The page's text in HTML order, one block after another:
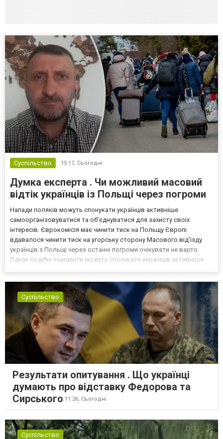
Суспільство 15:17, Сьогодні
Думка експерта . Чи можливий масовий
відтік українців із Польщі через погроми
Напади поляків можуть спонукати українців активніше
самоорганізовуватися та об’єднуватися для захисту своїх
інтересів. Єврокомісія має чинити тиск на Польщу Європі
вдавалося чинити тиск на угорську сторону Масового від'їзду
українців з Польщі через останні погроми очікувати не варто.
Однак подібні інциденти можуть спонукати українців активніше
Суспільство
Результати опитування . Що українці
думають про відставку Федорова та
Сирського 11:26, Сьогодні
Суспільство